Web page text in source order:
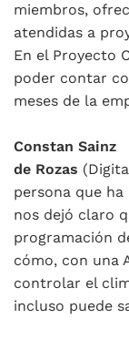
miembros,
atendidas a
En el Proyecto
poder contar
meses de la
Constan Sainz
de Rozas
persona que
nos dejó claro
programación
cómo, con una
controlar el
incluso puede